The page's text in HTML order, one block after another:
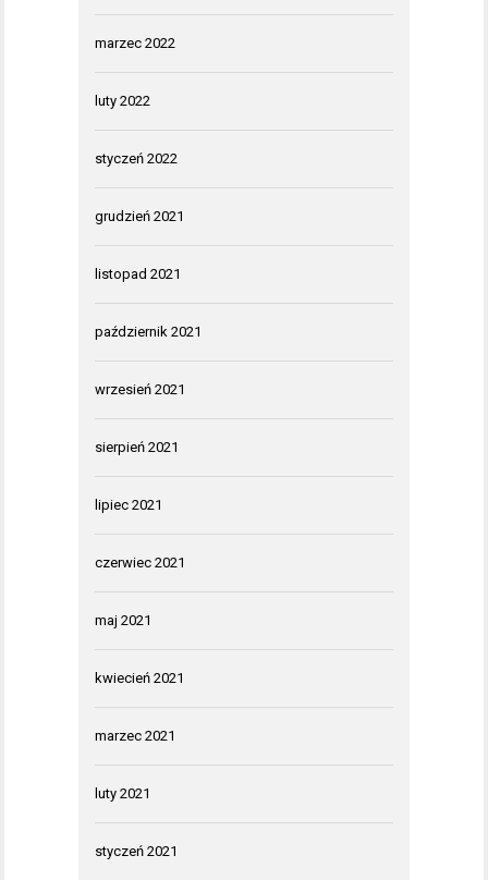
marzec 2022
luty 2022
styczeń 2022
grudzień 2021
listopad 2021
październik 2021
wrzesień 2021
sierpień 2021
lipiec 2021
czerwiec 2021
maj 2021
kwiecień 2021
marzec 2021
luty 2021
styczeń 2021